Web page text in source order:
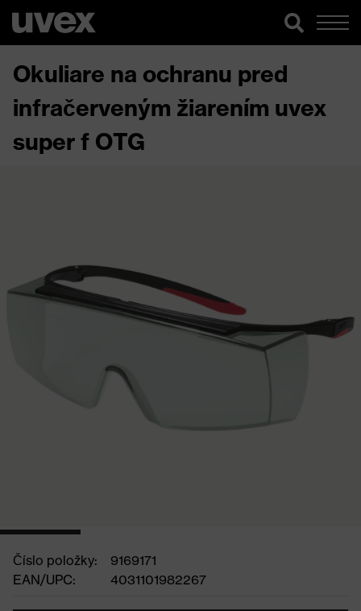
Okuliare na ochranu pred
infračerveným žiarením uvex
super f OTG
Číslo položky:
9169171
EAN/UPC:
4031101982267